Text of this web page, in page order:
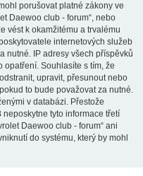
porušovat platné zákony ve
Daewoo club - forum“, nebo
vést k okamžitému a trvalému
internetových služeb
nutné. IP adresy všech příspěvků
Souhlasíte s tím, že
upravit, přesunout nebo
to bude považovat za nutné.
v databázi. Přestože
neposkytne tyto informace třetí
Daewoo club - forum“ ani
do systému, který by mohl